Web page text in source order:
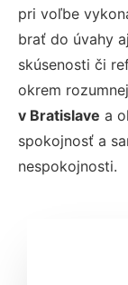
pri voľbe
brať do úvahy
skúsenosti či
okrem rozumnej
v Bratislave a
spokojnosť a
nespokojnosti.